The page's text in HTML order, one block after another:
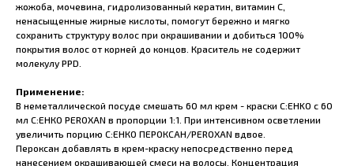
жожоба, мочевина, гидролизованный кератин, витамин С,
ненасыщенные жирные кислоты, помогут бережно и мягко
сохранить структуру волос при окрашивании и добиться 100%
покрытия волос от корней до концов. Краситель не содержит
молекулу PPD.
Применение:
В неметаллической посуде смешать 60 мл крем - краски C:EHKO с 60
мл С:ЕНКО PEROXAN в пропорции 1:1. При интенсивном осветлении
увеличить порцию С:ЕНКО ПЕРОКСАН/PEROXAN вдвое.
Пероксан добавлять в крем-краску непосредственно перед
нанесением окрашивающей смеси на волосы. Концентрация